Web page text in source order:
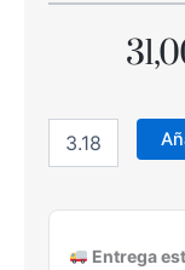
TOSCANA
GREY
59,4x59,4
rectificado
Entrega